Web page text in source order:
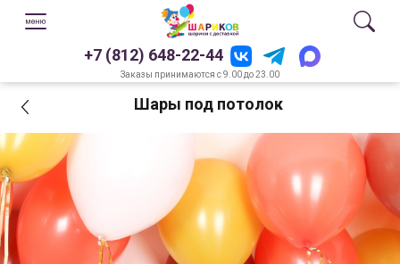
+7 (812) 648-22-44
Заказы принимаются с 9.00 до 23.00
Шары под потолок